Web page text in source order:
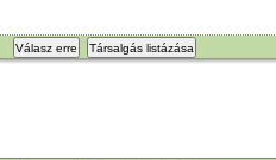
Válasz erre Társalgás listázása